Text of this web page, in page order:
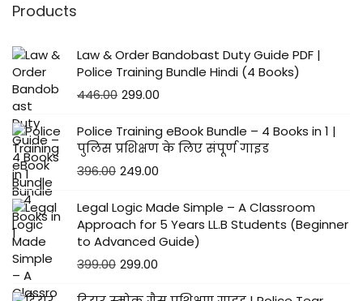
Products
Law & Order Bandobast Duty Guide PDF |
Police Training Bundle Hindi (4 Books)
446.00 299.00
Police Training eBook Bundle – 4 Books in 1 |
पुलिस प्रशिक्षण के लिए संपूर्ण गाइड
396.00 249.00
Legal Logic Made Simple – A Classroom
Approach for 5 Years LL.B Students (Beginner
to Advanced Guide)
399.00 299.00